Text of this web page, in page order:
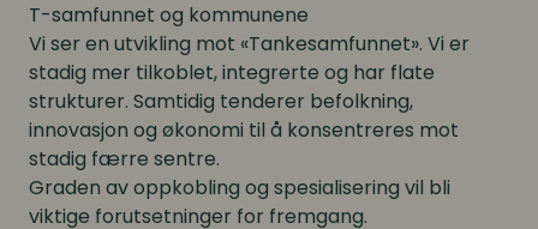
T-samfunnet og kommunene
Vi ser en utvikling mot «Tankesamfunnet». Vi er
stadig mer tilkoblet, integrerte og har flate
strukturer. Samtidig tenderer befolkning,
innovasjon og økonomi til å konsentreres mot
stadig færre sentre.
Graden av oppkobling og spesialisering vil bli
viktige forutsetninger for fremgang.